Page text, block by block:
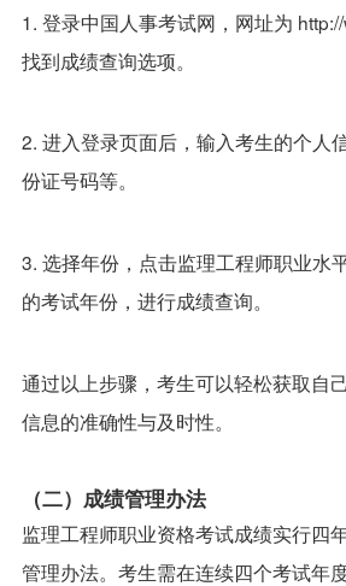
1. 登录中国人事考试网，网址为 http://
找到成绩查询选项。
2. 进入登录页面后，输入考生的个人
份证号码等。
3. 选择年份，点击监理工程师职业水
的考试年份，进行成绩查询。
通过以上步骤，考生可以轻松获取自
信息的准确性与及时性。
（二）成绩管理办法
监理工程师职业资格考试成绩实行四
管理办法。考生需在连续四个考试年